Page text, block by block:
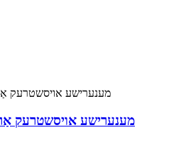
מענערישע אויסשטרעק